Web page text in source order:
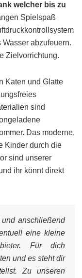
welcher bis zu
Spielspaß
abzufeuern.
Zielvorrichtung.
Katen und Glatte
sind
Das moderne,
Kinder durch die
sind unserer
ihr könnt direkt
anschließend
eine kleine
Für dich
und es steht dir
Zu unseren